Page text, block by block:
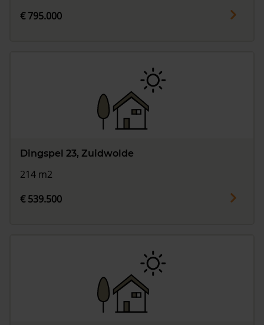
€ 795.000
Dingspel 23, Zuidwolde
214 m2
€ 539.500